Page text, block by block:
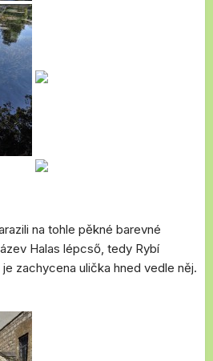
na tohle pěkné barevné
Halas lépcső, tedy Rybí
zachycena ulička hned vedle něj.